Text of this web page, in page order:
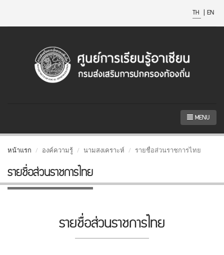
TH | EN
MENU
หน้าแรก องค์ความรู้ นามสงเคราะห์ รายชื่อส่วนราชการไทย
รายชื่อส่วนราชการไทย
รายชื่อส่วนราชการไทย